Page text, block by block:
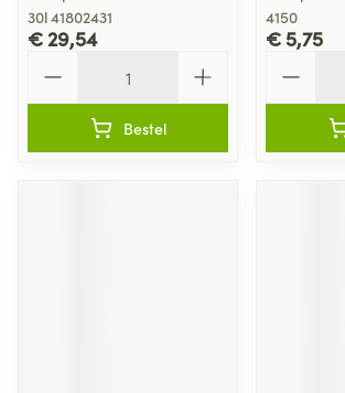
30l 41802431
€ 29,54
Bestel
4150
€ 5,75